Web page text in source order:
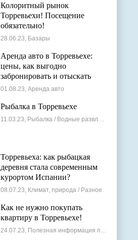
Колоритный рынок
Торревьехи! Посещение
обязательно!
28.06.23, Базары
Аренда авто в Торревьехе:
цены, как выгодно
забронировать и отыскать
лучшие варианты
01.08.23, Аренда авто
Рыбалка в Торревьехе
11.03.23, Рыбалка / Водные развлечения
Торревьеха: как рыбацкая
деревня стала современным
курортом Испании?
08.07.23, Климат, природа / Разное
Как не нужно покупать
квартиру в Торревьехе!
24.07.23, Полезная информация по недвижимости